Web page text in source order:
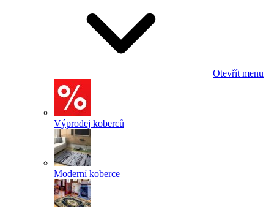
Otevřít menu
Výprodej koberců
Moderní koberce